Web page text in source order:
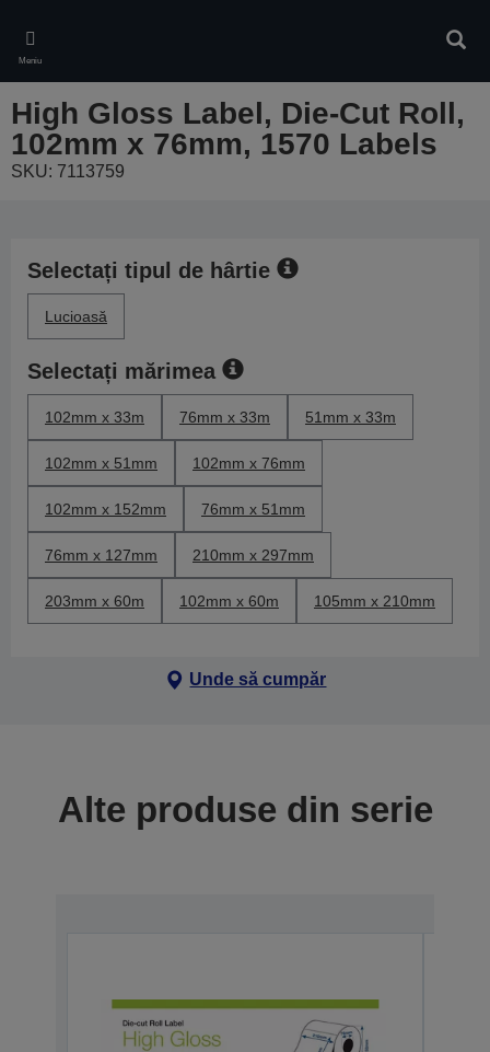
main
content
Meniu
High Gloss Label, Die-Cut Roll,
102mm x 76mm, 1570 Labels
SKU: 7113759
Selectați tipul de hârtie
Lucioasă
Selectați mărimea
102mm x 33m 76mm x 33m 51mm x 33m
102mm x 51mm 102mm x 76mm
102mm x 152mm 76mm x 51mm
76mm x 127mm 210mm x 297mm
203mm x 60m 102mm x 60m 105mm x 210mm
Unde să cumpăr
Alte produse din serie